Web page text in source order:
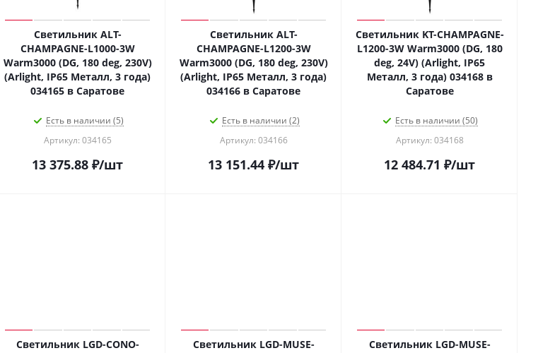
Светильник ALT-
CHAMPAGNE-L1000-3W
Warm3000 (DG, 180 deg, 230V)
(Arlight, IP65 Металл, 3 года)
034165 в Саратове
Есть в наличии (5)
Артикул: 034165
13 375.88 ₽/шт
Светильник ALT-
CHAMPAGNE-L1200-3W
Warm3000 (DG, 180 deg, 230V)
(Arlight, IP65 Металл, 3 года)
034166 в Саратове
Есть в наличии (2)
Артикул: 034166
13 151.44 ₽/шт
Светильник KT-CHAMPAGNE-
L1200-3W Warm3000 (DG, 180
deg, 24V) (Arlight, IP65
Металл, 3 года) 034168 в
Саратове
Есть в наличии (50)
Артикул: 034168
12 484.71 ₽/шт
Светильник LGD-CONO-
Светильник LGD-MUSE-
Светильник LGD-MUSE-